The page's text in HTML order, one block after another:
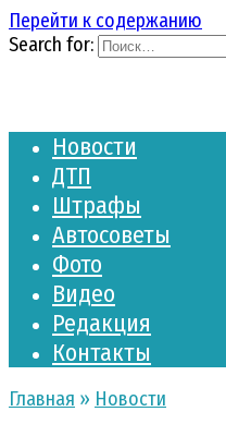
Перейти к содержанию
Search for:
Новости
ДТП
Штрафы
Автосоветы
Фото
Видео
Редакция
Контакты
Главная » Новости